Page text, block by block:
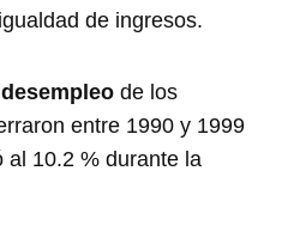
de ingresos.
de los
entre 1990 y 1999
al 10.2 % durante la